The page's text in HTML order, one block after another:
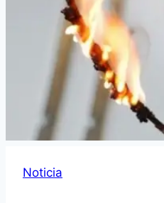
Noticia